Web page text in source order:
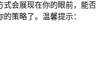
式会展现在你的眼前，能否
策略了。温馨提示：